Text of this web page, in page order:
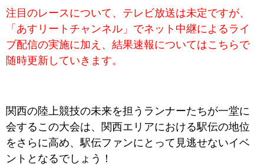
注目のレースについて、テレビ放送は未定ですが、
「あすリートチャンネル」でネット中継によるライ
ブ配信の実施に加え、結果速報についてはこちらで
随時更新していきます。
関西の陸上競技の未来を担うランナーたちが一堂に
会するこの大会は、関西エリアにおける駅伝の地位
をさらに高め、駅伝ファンにとって見逃せないイベ
ントとなるでしょう！